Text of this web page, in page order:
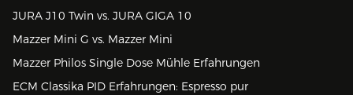
JURA J10 Twin vs. JURA GIGA 10
Mazzer Mini G vs. Mazzer Mini
Mazzer Philos Single Dose Mühle Erfahrungen
ECM Classika PID Erfahrungen: Espresso pur